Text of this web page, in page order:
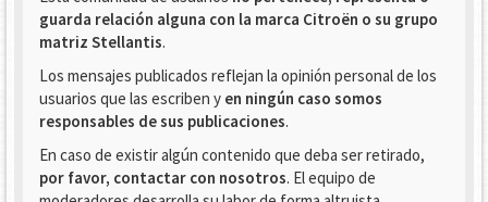
guarda relación alguna con la marca Citroën o su grupo
matriz Stellantis.
Los mensajes publicados reflejan la opinión personal de los
usuarios que las escriben y en ningún caso somos
responsables de sus publicaciones.
En caso de existir algún contenido que deba ser retirado,
por favor, contactar con nosotros. El equipo de